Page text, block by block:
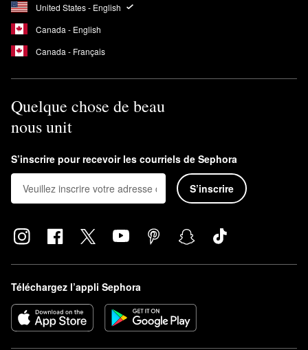
United States - English
Canada - English
Canada - Français
Quelque chose de beau
nous unit
S’inscrire pour recevoir les courriels de Sephora
S’inscrire
Téléchargez l’appli Sephora